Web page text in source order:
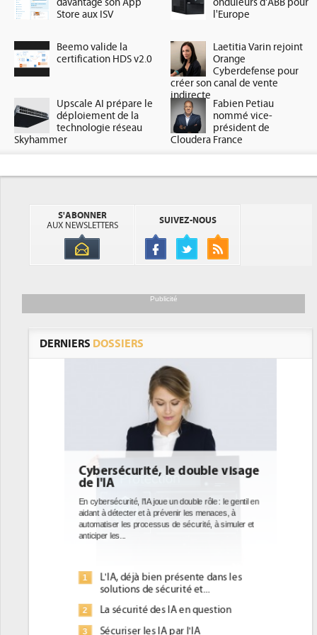
davantage son App
Store aux ISV
onduleurs d'ABB pour
l'Europe
Beemo valide la
certification HDS v2.0
Laetitia Varin rejoint
Orange
Cyberdefense pour
créer son canal de vente
indirecte
Upscale AI prépare le
déploiement de la
technologie réseau
Skyhammer
Fabien Petiau
nommé vice-
président de
Cloudera France
S'ABONNER
AUX NEWSLETTERS
SUIVEZ-NOUS
Publicité
DERNIERS DOSSIERS
DEE: l'efficacité énergétique
bientôt une obligation pour les
datacenters
Des datacenters plus durables et plus efficaces, c'est
ce que recherchent les pouvoirs publics européens
avec la mise en oeuvre de la nouvelle Directive sur
1
Qu'est-ce que la DEE (directive
d'efficacité énergétique) ?
2
DEE, une pression administrative